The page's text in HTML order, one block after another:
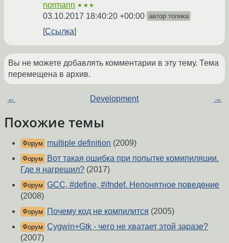
normann ★★★
03.10.2017 18:40:20 +00:00 автор топика
Ссылка
Вы не можете добавлять комментарии в эту тему. Тема
перемещена в архив.
← Development →
Похожие темы
Форум multiple definition (2009)
Форум
Вот такая ошибка при попытке комипиляции.
Где я нагрешил? (2017)
Форум GCC, #define, #ifndef. Непонятное поведение
(2008)
Форум Почему код не компилится (2005)
Форум Cygwin+Gtk - чего не хватает этой заразе?
(2007)